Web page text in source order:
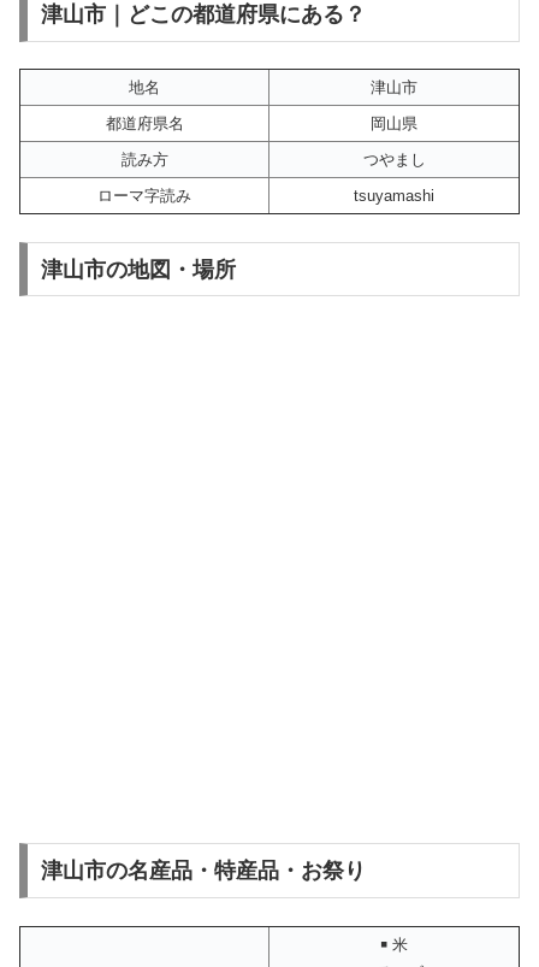
津山市｜どこの都道府県にある？
地名
津山市
都道府県名
岡山県
読み方
つやまし
ローマ字読み
tsuyamashi
津山市の地図・場所
津山市の名産品・特産品・お祭り
￭ 米